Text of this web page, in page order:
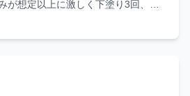
が想定以上に激しく下塗り3回、外
下塗り2回を実施。「決められた回